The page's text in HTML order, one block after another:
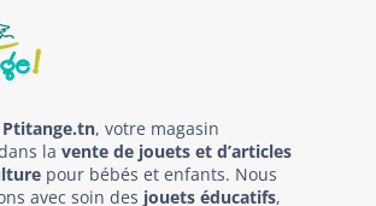
Ptitange.tn, votre magasin
la vente de jouets et d’articles
pour bébés et enfants. Nous
avec soin des jouets éducatifs,